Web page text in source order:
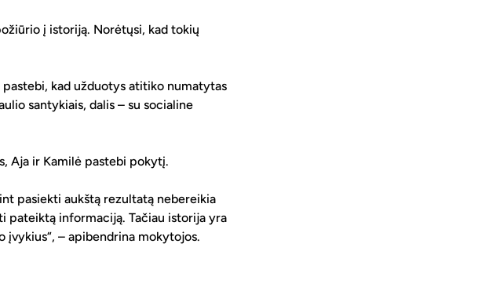
į istoriją. Norėtųsi, kad tokių
kad užduotys atitiko numatytas
santykiais, dalis – su socialine
Aja ir Kamilė pastebi pokytį.
pasiekti aukštą rezultatą nebereikia
pateiktą informaciją. Tačiau istorija yra
įvykius“, – apibendrina mokytojos.